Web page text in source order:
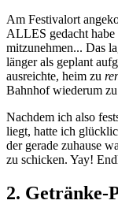
Am Festivalort
ALLES gedacht
mitzunehmen... Das
länger als geplant
ausreichte, heim zu
Bahnhof wiederum zu
Nachdem ich also
liegt, hatte ich
der gerade zuhause
zu schicken. Yay!
2. Getränke-